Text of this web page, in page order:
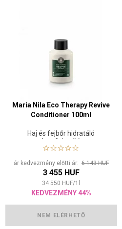
Maria Nila Eco Therapy Revive
Conditioner 100ml
Haj és fejbőr hidratáló
kondicionáló
ár kedvezmény előtti ár: 6 143 HUF
3 455 HUF
34 550 HUF/1
KEDVEZMÉNY 44%
NEM ELÉRHETŐ